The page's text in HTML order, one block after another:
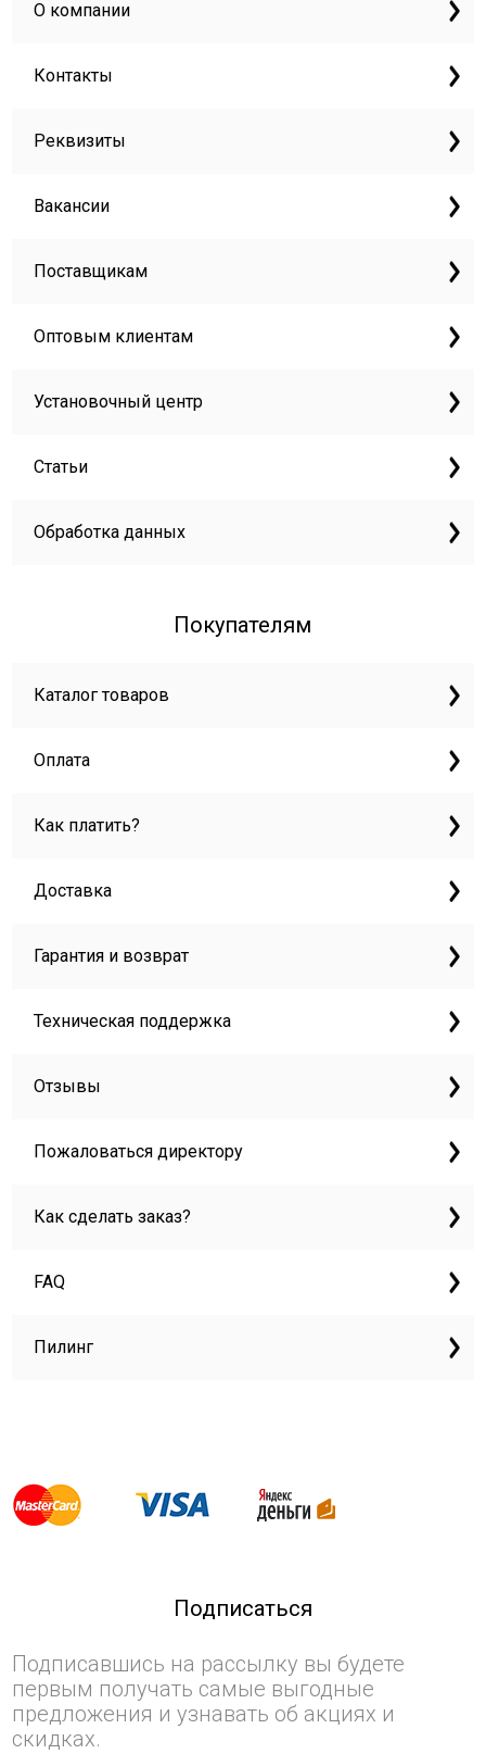
О компании
Контакты
Реквизиты
Вакансии
Поставщикам
Оптовым клиентам
Установочный центр
Статьи
Обработка данных
Покупателям
Каталог товаров
Оплата
Как платить?
Доставка
Гарантия и возврат
Техническая поддержка
Отзывы
Пожаловаться директору
Как сделать заказ?
FAQ
Пилинг
Подписаться
Подписавшись на рассылку вы будете
первым получать самые выгодные
предложения и узнавать об акциях и
скидках.